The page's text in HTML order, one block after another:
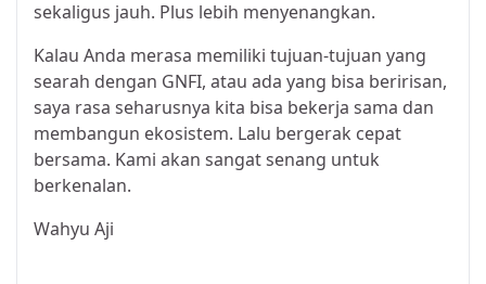
sekaligus jauh. Plus lebih menyenangkan.
Kalau Anda merasa memiliki tujuan-tujuan yang
searah dengan GNFI, atau ada yang bisa beririsan,
saya rasa seharusnya kita bisa bekerja sama dan
membangun ekosistem. Lalu bergerak cepat
bersama. Kami akan sangat senang untuk
berkenalan.
Wahyu Aji